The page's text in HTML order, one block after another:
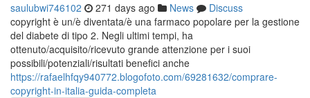
saulubwi746102 271 days ago News
Discuss
copyright è un/è diventata/è una farmaco popolare per la gestione
del diabete di tipo 2. Negli ultimi tempi, ha
ottenuto/acquisito/ricevuto grande attenzione per i suoi
possibili/potenziali/risultati benefici anche
https://rafaelhfqy940772.blogofoto.com/69281632/comprare-
copyright-in-italia-guida-completa